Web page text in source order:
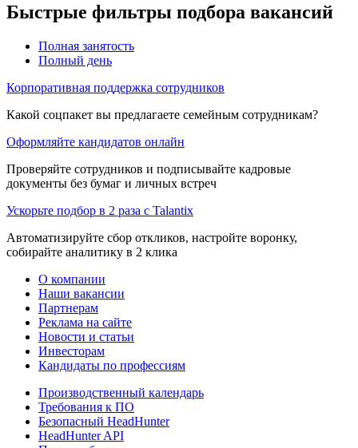
Быстрые фильтры подбора вакансий
Полная занятость
Полный день
Корпоративная поддержка сотрудников
Какой соцпакет вы предлагаете семейным сотрудникам?
Оформляйте кандидатов онлайн
Проверяйте сотрудников и подписывайте кадровые
документы без бумаг и личных встреч
Ускорьте подбор в 2 раза с Talantix
Автоматизируйте сбор откликов, настройте воронку,
собирайте аналитику в 2 клика
О компании
Наши вакансии
Партнерам
Реклама на сайте
Новости и статьи
Инвесторам
Кандидаты по профессиям
Производственный календарь
Требования к ПО
Безопасный HeadHunter
HeadHunter API